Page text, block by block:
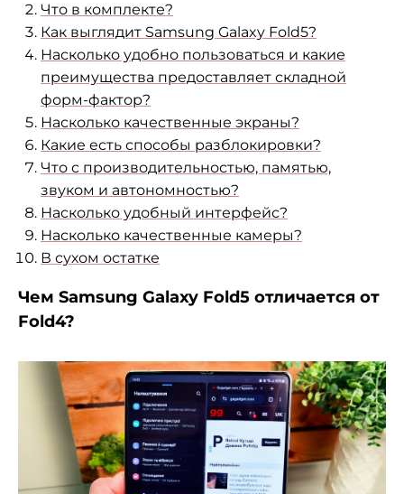
Что в комплекте?
Как выглядит Samsung Galaxy Fold5?
Насколько удобно пользоваться и какие
преимущества предоставляет складной
форм-фактор?
Насколько качественные экраны?
Какие есть способы разблокировки?
Что с производительностью, памятью,
звуком и автономностью?
Насколько удобный интерфейс?
Насколько качественные камеры?
В сухом остатке
Чем Samsung Galaxy Fold5 отличается от
Fold4?